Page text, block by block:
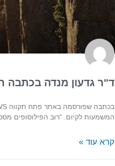
ד"ר גדעון מנדה בכתבה
המשמעות לקיום. "רוב הפילוסופים
קרא עוד »